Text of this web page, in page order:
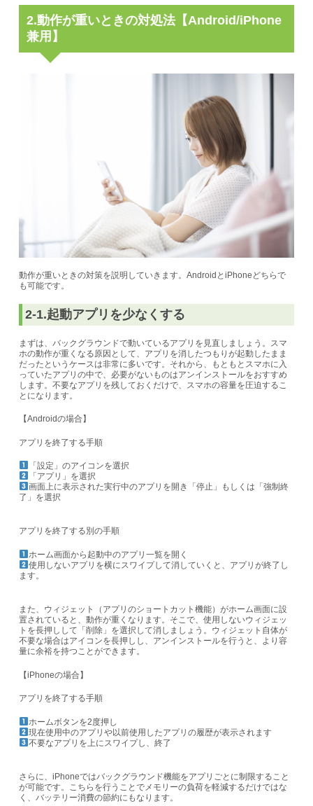
2.動作が重いときの対処法【Android/iPhone
兼用】
動作が重いときの対策を説明していきます。AndroidとiPhoneどちらで
も可能です。
2-1.起動アプリを少なくする
まずは、バックグラウンドで動いているアプリを見直しましょう。
スマ
ホの動作が重くなる原因として、アプリを消したつもりが起動したまま
だったというケースは非常に多いです。 それから、もともとスマホに入
っていたアプリの中で、必要がないものはアンインストールをおすすめ
します。不要なアプリを残しておくだけで、スマホの容量を圧迫するこ
とになります。
【Androidの場合】
アプリを終了する手順
「設定」のアイコンを選択
「アプリ」を選択
画面上に表示された実行中のアプリを開き「停止」もしくは「強制終
了」を選択
アプリを終了する別の手順
ホーム画面から起動中のアプリ一覧を開く
使用しないアプリを横にスワイプして消していくと、アプリが終了し
ます。
また、ウィジェット（アプリのショートカット機能）がホーム画面に設
置されていると、動作が重くなります。そこで、使用しないウィジェッ
トを長押しして「削除」を選択して消しましょう。 ウィジェット自体が
不要な場合はアイコンを長押しし、アンインストールを行うと、より容
量に余裕を持つことができます。
【iPhoneの場合】
アプリを終了する手順
ホームボタンを2度押し
現在使用中のアプリや以前使用したアプリの履歴が表示されます
不要なアプリを上にスワイプし、終了
さらに、iPhoneではバックグラウンド機能をアプリごとに制限すること
が可能です。こちらを行うことでメモリーの負荷を軽減するだけではな
く、バッテリー消費の節約にもなります。